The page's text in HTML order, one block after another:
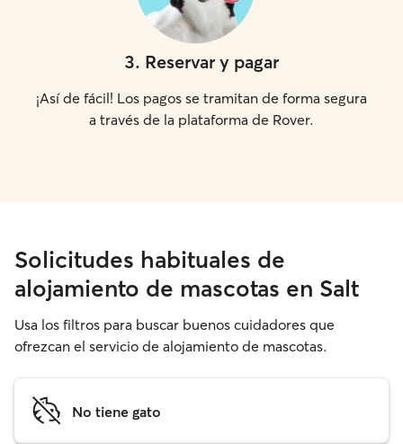
3. Reservar y pagar
¡Así de fácil! Los pagos se tramitan de forma segura
a través de la plataforma de Rover.
Solicitudes habituales de
alojamiento de mascotas en Salt
Usa los filtros para buscar buenos cuidadores que
ofrezcan el servicio de alojamiento de mascotas.
No tiene gato